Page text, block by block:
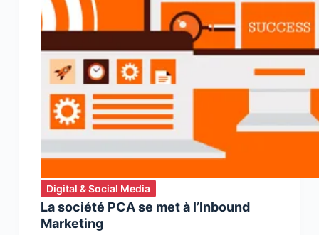
–
Côte
et
celles
qui
ont
raté
!
Digital & Social Media
La société PCA se met à l’Inbound
Marketing